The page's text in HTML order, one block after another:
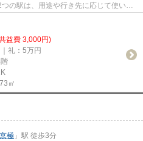
の駅は、用途や行き先に応じて使い分
益費 3,000円)
礼：5万円
㎡
極 」駅 徒歩3分